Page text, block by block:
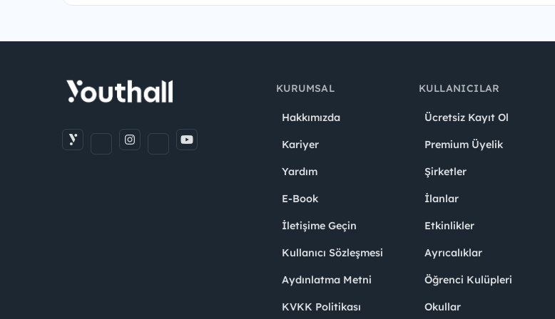
KURUMSAL
Hakkımızda
Kariyer
Yardım
E-Book
İletişime Geçin
Kullanıcı Sözleşmesi
Aydınlatma Metni
KVKK Politikası
KULLANICILAR
Ücretsiz Kayıt Ol
Premium Üyelik
Şirketler
İlanlar
Etkinlikler
Ayrıcalıklar
Öğrenci Kulüpleri
Okullar